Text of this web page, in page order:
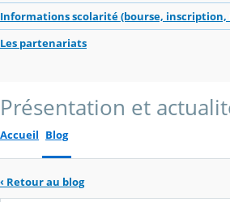
Informations scolarité (bourse,
Les partenariats
Présentation et
Accueil Blog
‹ Retour au blog